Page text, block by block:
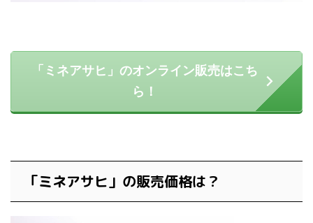
「ミネアサヒ」のオンライン販売はこち
ら！
「ミネアサヒ」の販売価格は？